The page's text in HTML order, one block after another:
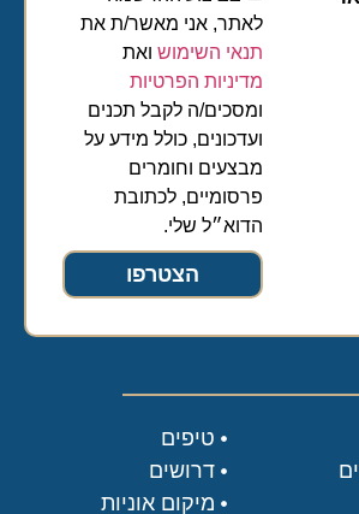
לאתר, אני מאשר/ת את
תנאי השימושואת
מדיניות הפרטיות
ומסכים/ה לקבל תכנים
ועדכונים, כולל מידע על
מבצעים וחומרים
פרסומיים, לכתובת
הדוא״ל שלי.
הצטרפו
טיפים
דרושים
מיקום אוניות